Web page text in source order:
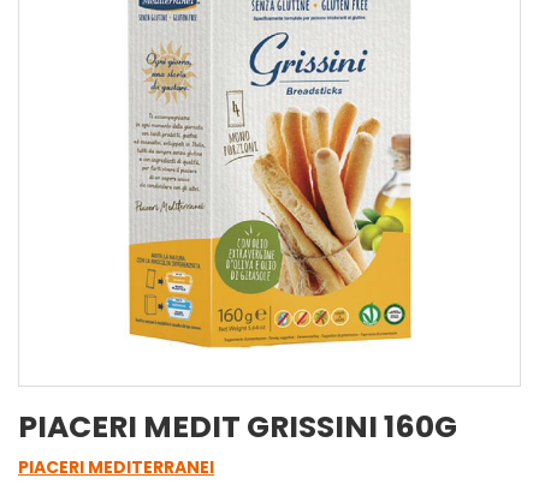
PIACERI MEDIT GRISSINI 160G
PIACERI MEDITERRANEI